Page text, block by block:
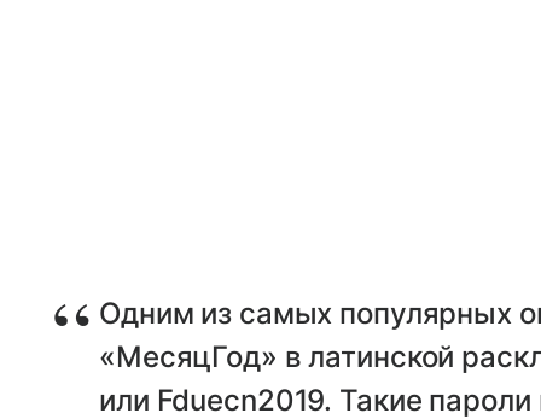
Одним из самых популярных
«МесяцГод» в латинской
или Fduecn2019. Такие